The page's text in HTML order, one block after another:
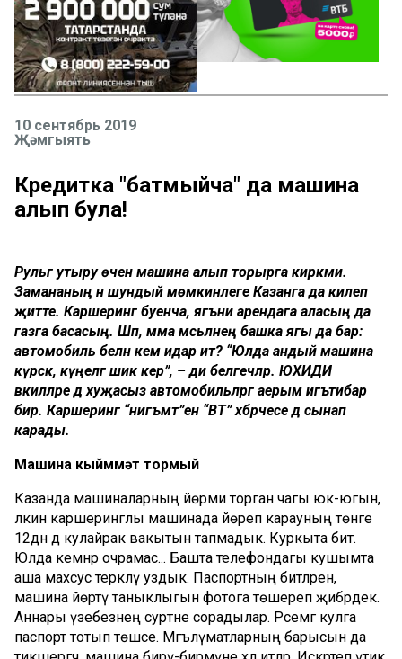
10 сентябрь 2019
Җәмгыять
Кредитка "батмыйча" да машина
алып була!
Рульгә утыру өчен машина алып торырга кирәкми.
Замананың әнә шундый мөмкинлеге Казанга да килеп
җитте. Каршеринг буенча, ягъни арендага аласың да
газга басасың. Шәп, әмма мәсьәләнең башка ягы да бар:
автомобиль белән кем идарә итә? “Юлда андый машина
күрсәк, күңелгә шик керә”, – ди белгечләр. ЮХИДИ
вәкилләре дә хуҗасыз автомобильләргә аерым игътибар
бирә. Каршеринг “нигъмәт”ен “ВТ” хәбәрчесе дә сынап
карады.
Машина кыйммәт тормый
Казанда машиналарның йөрми торган чагы юк-югын,
ләкин каршеринглы машинада йөреп карауның төнге
12дән дә кулайрак вакытын тапмадык. Куркыта бит.
Юлда кемнәр очрамас... Башта телефондагы кушымта
аша махсус теркәлү уздык. Паспортның битләрен,
машина йөртү таныклыгын фотога төшереп җибәрдек.
Аннары үзебезнең сурәтне сорадылар. Рәсемгә кулга
паспорт тотып төшәсе. Мәгълүматларның барысын да